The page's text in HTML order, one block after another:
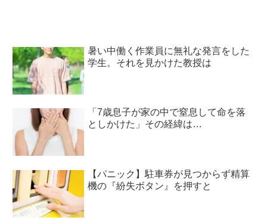
暑い中働く作業員に無礼な発言をした
学生。それを見かけた教授は
「7歳息子が家の中で窒息して命を落
としかけた」その経緯は…
【パニック】駐車券が見つからず精算
機の『紛失ボタン』を押すと